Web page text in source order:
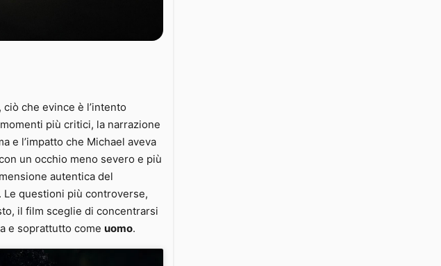
che evince è l’intento
più critici, la narrazione
e l’impatto che Michael aveva
un occhio meno severo e più
autentica del
Le questioni più controverse,
il film sceglie di concentrarsi
e soprattutto come uomo.